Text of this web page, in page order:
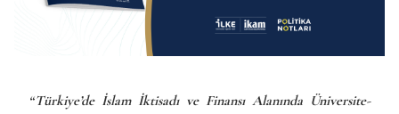
“Türkiye’de İslam İktisadı ve Finansı Alanında Üniversite-